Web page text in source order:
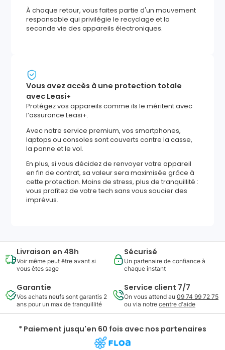
À chaque retour, vous faites partie d'un mouvement
responsable qui privilégie le recyclage et la
seconde vie des appareils électroniques.
Vous avez accès à une protection totale
avec Leasi+
Protégez vos appareils comme ils le méritent avec
l’assurance Leasi+.
Avec notre service premium, vos smartphones,
laptops ou consoles sont couverts contre la casse,
la panne et le vol.
En plus, si vous décidez de renvoyer votre appareil
en fin de contrat, sa valeur sera maximisée grâce à
cette protection. Moins de stress, plus de tranquillité :
vous profitez de votre tech sans vous soucier des
imprévus.
Livraison en 48h
Voir même peut être avant si
vous êtes sage
Sécurisé
Un partenaire de confiance à
chaque instant
Garantie
Vos achats neufs sont garantis 2
ans pour un max de tranquillité
Service client 7/7
On vous attend au 09 74 99 72 75
ou via notre centre d'aide
* Paiement jusqu'en 60 fois avec nos partenaires